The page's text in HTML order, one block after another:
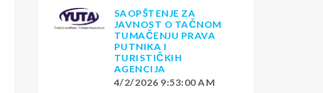
SAOPŠTENJE ZA
JAVNOST O TAČNOM
TUMAČENJU PRAVA
PUTNIKA I
TURISTIČKIH
AGENCIJA
4/2/2026 9:53:00 AM